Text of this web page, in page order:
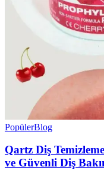
PopülerBlog
Qartz Diş
ve Güvenli Diş